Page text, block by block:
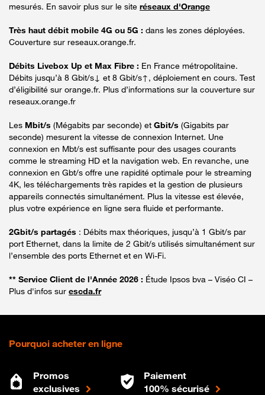
mesurés. En savoir plus sur le site réseaux d'Orange
Très haut débit mobile 4G ou 5G : dans les zones déployées.
Couverture sur reseaux.orange.fr.
Débits Livebox Up et Max Fibre : En France métropolitaine.
Débits jusqu’à 8 Gbit/s↓ et 8 Gbit/s↑, déploiement en cours. Test
d’éligibilité sur orange.fr. Plus d’informations sur la couverture sur
reseaux.orange.fr
Les Mbit/s (Mégabits par seconde) et Gbit/s (Gigabits par
seconde) mesurent la vitesse de connexion Internet. Une
connexion en Mbt/s est suffisante pour des usages courants
comme le streaming HD et la navigation web. En revanche, une
connexion en Gbt/s offre une rapidité optimale pour le streaming
4K, les téléchargements très rapides et la gestion de plusieurs
appareils connectés simultanément. Plus la vitesse est élevée,
plus votre expérience en ligne sera fluide et performante.
2Gbit/s partagés : Débits max théoriques, jusqu’à 1 Gbit/s par
port Ethernet, dans la limite de 2 Gbit/s utilisés simultanément sur
l’ensemble des ports Ethernet et en Wi-Fi.
** Service Client de l'Année 2026 : Étude Ipsos bva – Viséo CI –
Plus d'infos sur escda.fr
Pourquoi acheter en ligne
Promos
exclusives
Paiement
100% sécurisé